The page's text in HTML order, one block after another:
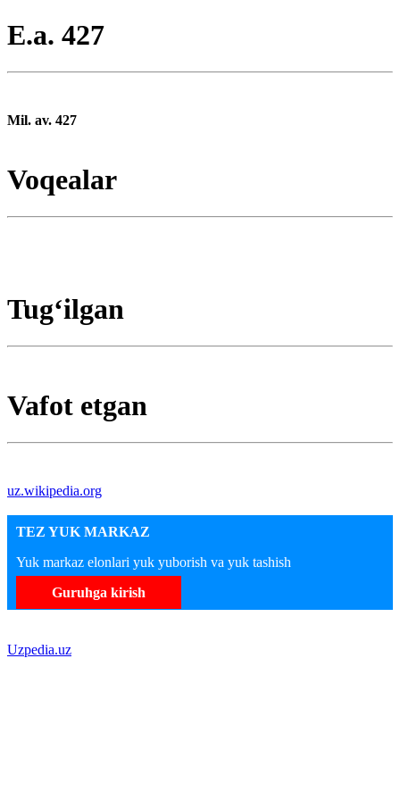
E.a. 427
Mil. av. 427
Voqealar
Tugʻilgan
Vafot etgan
uz.wikipedia.org
TEZ YUK MARKAZ
Yuk markaz elonlari yuk yuborish va yuk tashish
Guruhga kirish
Uzpedia.uz